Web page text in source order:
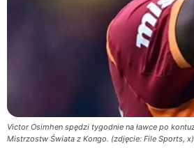
Victor Osimhen spędzi tygodnie na ławce po
Mistrzostw Świata z Kongo. (zdjęcie: File Sports, x)